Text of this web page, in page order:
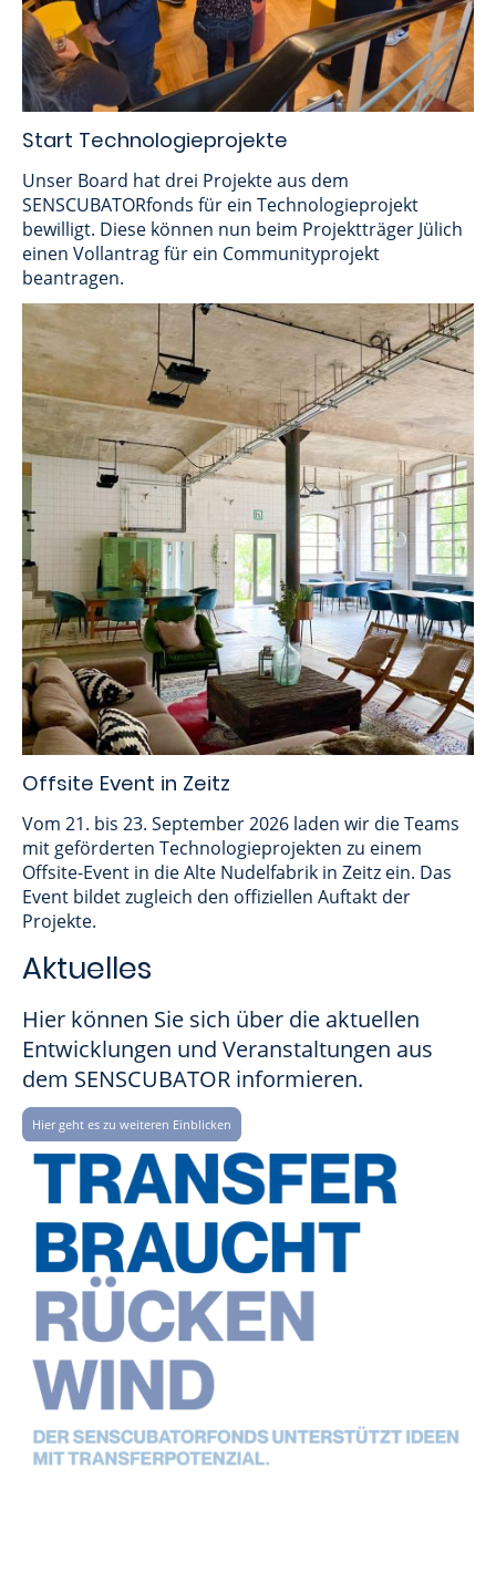
Start Technologieprojekte
Unser Board hat drei Projekte aus dem
SENSCUBATORfonds für ein Technologieprojekt
bewilligt. Diese können nun beim Projektträger Jülich
einen Vollantrag für ein Communityprojekt
beantragen.
Offsite Event in Zeitz
Vom 21. bis 23. September 2026 laden wir die Teams
mit geförderten Technologieprojekten zu einem
Offsite-Event in die Alte Nudelfabrik in Zeitz ein. Das
Event bildet zugleich den offiziellen Auftakt der
Projekte.
Aktuelles
Hier können Sie sich über die aktuellen
Entwicklungen und Veranstaltungen aus
dem SENSCUBATOR informieren.
Hier geht es zu weiteren Einblicken